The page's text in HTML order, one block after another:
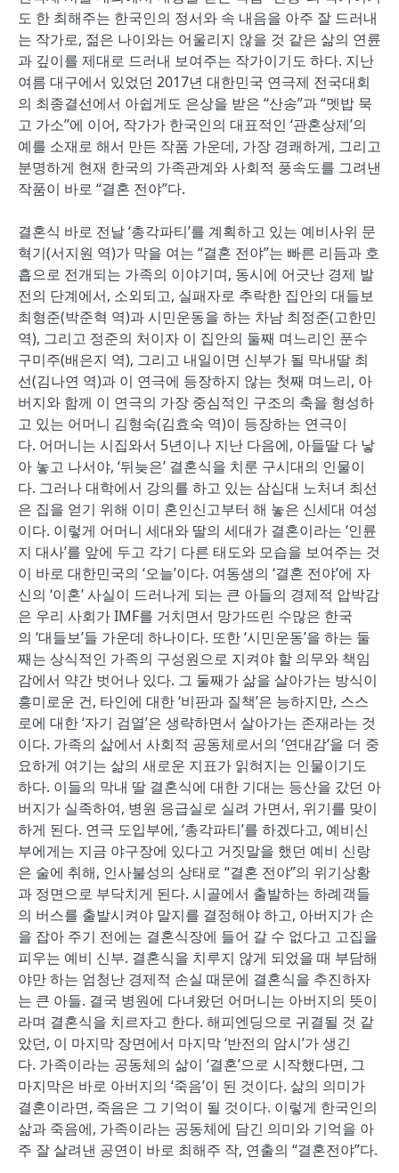
도 한 최해주는 한국인의 정서와 속 내음을 아주 잘 드러내
는 작가로, 젊은 나이와는 어울리지 않을 것 같은 삶의 연륜
과 깊이를 제대로 드러내 보여주는 작가이기도 하다. 지난
여름 대구에서 있었던 2017년 대한민국 연극제 전국대회
의 최종결선에서 아쉽게도 은상을 받은 “산송”과“멧밥 묵
고 가소”에 이어, 작가가 한국인의 대표적인 ‘관혼상제’의
예를 소재로 해서 만든 작품 가운데, 가장 경쾌하게, 그리고
분명하게 현재 한국의 가족관계와 사회적 풍속도를 그려낸
작품이 바로 “결혼 전야”다.
결혼식 바로 전날‘총각파티’를 계획하고 있는 예비사위 문
혁기(서지원 역)가 막을 여는 “결혼 전야”는 빠른 리듬과 호
흡으로 전개되는 가족의 이야기며, 동시에 어긋난 경제 발
전의 단계에서, 소외되고, 실패자로 추락한 집안의 대들보
최형준(박준혁 역)과 시민운동을 하는 차남 최정준(고한민
역), 그리고 정준의 처이자 이 집안의 둘째 며느리인 푼수
구미주(배은지 역), 그리고 내일이면 신부가 될 막내딸 최
선(김나연 역)과 이 연극에 등장하지 않는 첫째 며느리, 아
버지와 함께 이 연극의 가장 중심적인 구조의 축을 형성하
고 있는 어머니 김형숙(김효숙 역)이 등장하는 연극이
다. 어머니는 시집와서 5년이나 지난 다음에, 아들딸 다 낳
아 놓고 나서야, ‘뒤늦은’ 결혼식을 치룬 구시대의 인물이
다. 그러나 대학에서 강의를 하고 있는 삼십대 노처녀 최선
은 집을 얻기 위해 이미 혼인신고부터 해 놓은 신세대 여성
이다. 이렇게 어머니 세대와 딸의 세대가 결혼이라는 ‘인륜
지 대사’를 앞에 두고 각기 다른 태도와 모습을 보여주는 것
이 바로 대한민국의 ‘오늘’이다. 여동생의 ‘결혼 전야’에 자
신의 ‘이혼’사실이 드러나게 되는 큰 아들의 경제적 압박감
은 우리 사회가IMF를 거치면서 망가뜨린 수많은 한국
의 ‘대들보’들 가운데 하나이다. 또한‘시민운동’을 하는 둘
째는 상식적인 가족의 구성원으로 지켜야 할 의무와 책임
감에서 약간 벗어나 있다. 그 둘째가 삶을 살아가는 방식이
흥미로운 건, 타인에 대한‘비판과 질책’은 능하지만, 스스
로에 대한‘자기 검열’은 생략하면서 살아가는 존재라는 것
이다. 가족의 삶에서 사회적 공동체로서의 ‘연대감’을 더 중
요하게 여기는 삶의 새로운 지표가 읽혀지는 인물이기도
하다. 이들의 막내 딸 결혼식에 대한 기대는 등산을 갔던 아
버지가 실족하여, 병원 응급실로 실려 가면서, 위기를 맞이
하게 된다. 연극 도입부에, ‘총각파티’를 하겠다고, 예비신
부에게는 지금 야구장에 있다고 거짓말을 했던 예비 신랑
은 술에 취해, 인사불성의 상태로 “결혼 전야”의 위기상황
과 정면으로 부닥치게 된다. 시골에서 출발하는 하례객들
의 버스를 출발시켜야 말지를 결정해야 하고, 아버지가 손
을 잡아 주기 전에는 결혼식장에 들어 갈 수 없다고 고집을
피우는 예비 신부. 결혼식을 치루지 않게 되었을 때 부담해
야만 하는 엄청난 경제적 손실 때문에 결혼식을 추진하자
는 큰 아들. 결국 병원에 다녀왔던 어머니는 아버지의 뜻이
라며 결혼식을 치르자고 한다. 해피엔딩으로 귀결될 것 같
았던, 이 마지막 장면에서 마지막‘반전의 암시’가 생긴
다. 가족이라는 공동체의 삶이 ‘결혼’으로 시작했다면, 그
마지막은 바로 아버지의 ‘죽음’이 된 것이다. 삶의 의미가
결혼이라면, 죽음은 그 기억이 될 것이다. 이렇게 한국인의
삶과 죽음에, 가족이라는 공동체에 담긴 의미와 기억을 아
주 잘 살려낸 공연이 바로 최해주 작, 연출의 “결혼전야”다.